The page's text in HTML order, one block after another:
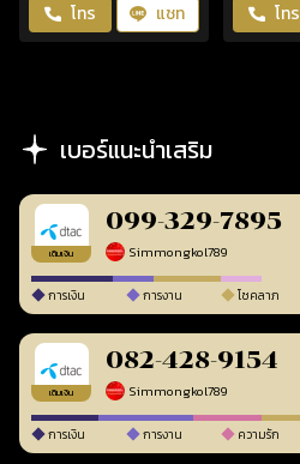
โทร แชท โทร
เบอร์แนะนำเสริม
เติมเงิน
099-329-7895
Simmongkol789
การเงิน การงาน โชคลาภ
เติมเงิน
082-428-9154
Simmongkol789
การเงิน การงาน ความรัก